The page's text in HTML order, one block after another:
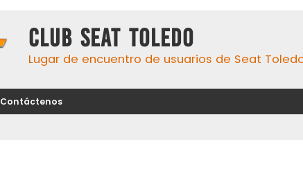
Club Seat Toledo
Lugar de encuentro de usuarios de Seat
Contáctenos